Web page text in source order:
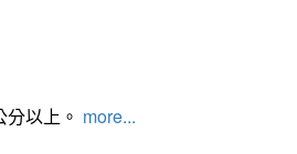
以上。​​​ more...